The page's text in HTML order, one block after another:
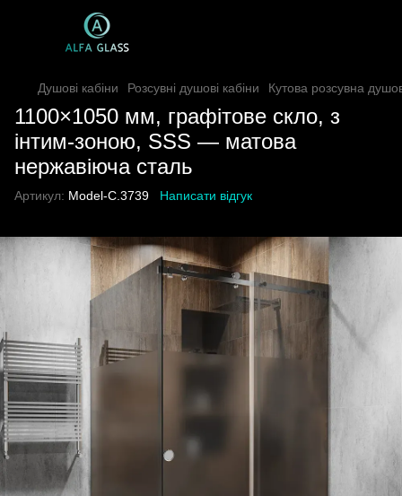
Душові кабіни Розсувні душові кабіни Кутова розсувна
1100×1050 мм, графітове скло, з
інтим-зоною, SSS — матова
нержавіюча сталь
Артикул: Model-C.3739 Написати відгук